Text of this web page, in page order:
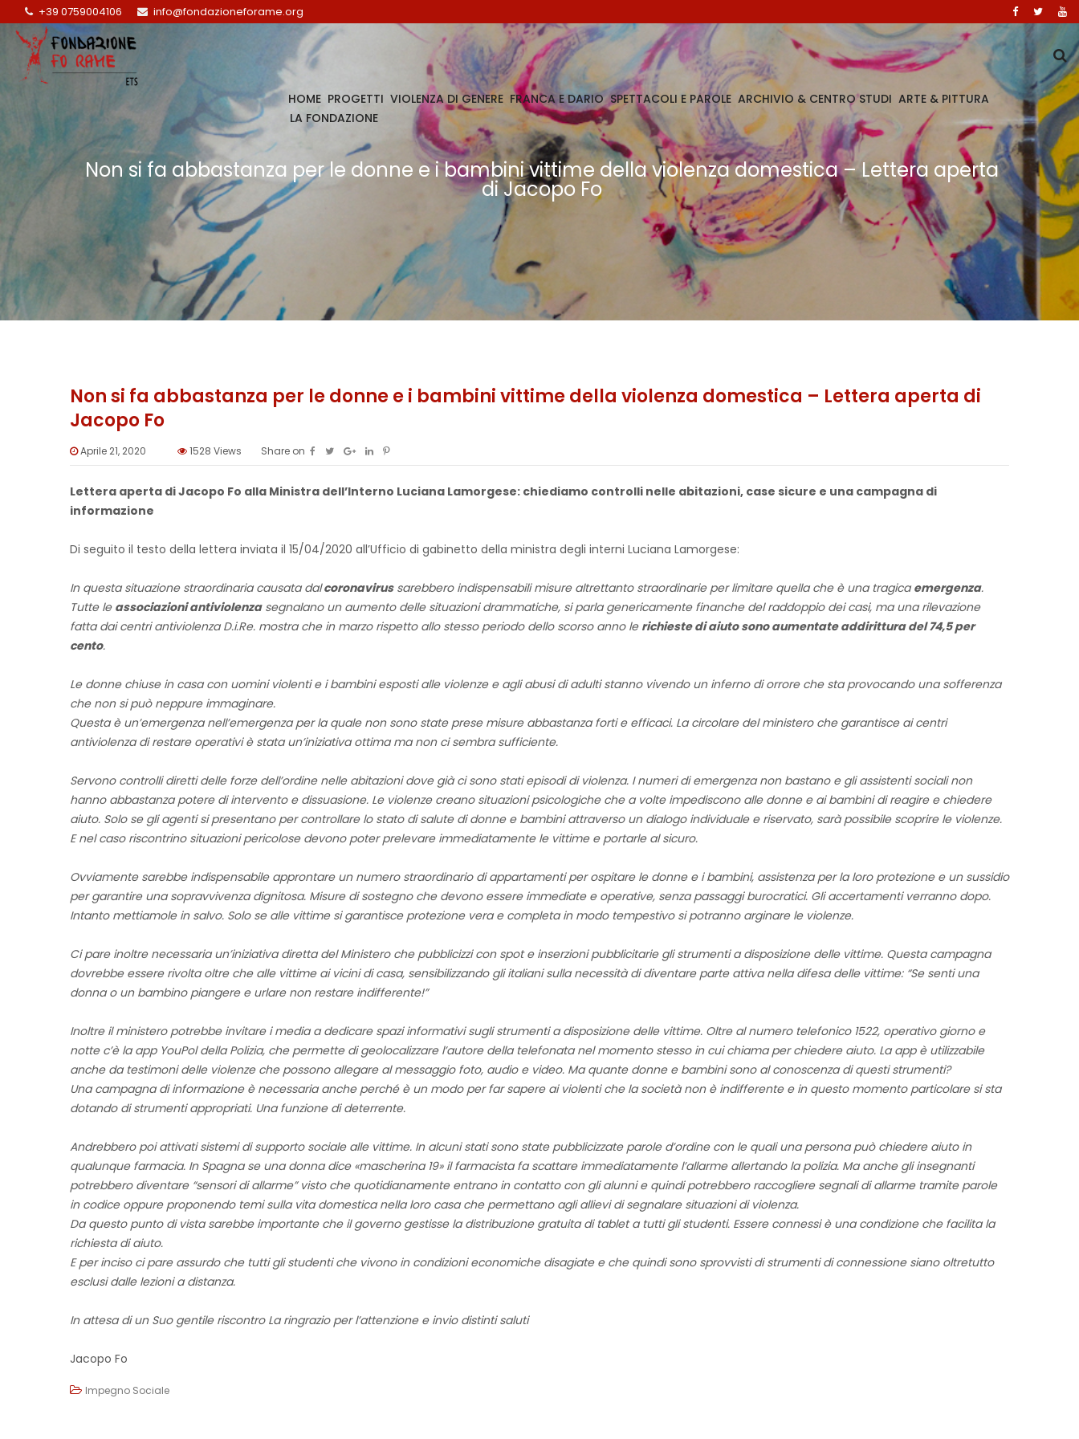
+39 0759004106 info@fondazioneforame.org
HOME PROGETTI VIOLENZA DI GENERE FRANCA E DARIO SPETTACOLI E PAROLE ARCHIVIO & CENTRO STUDI ARTE & PITTURA
LA FONDAZIONE
Non si fa abbastanza per le donne e i bambini vittime della violenza domestica – Lettera aperta
di Jacopo Fo
Non si fa abbastanza per le donne e i bambini vittime della violenza domestica – Lettera aperta di
Jacopo Fo
Aprile 21, 2020 1528 Views Share on
Lettera aperta di Jacopo Fo alla Ministra dell’Interno Luciana Lamorgese: chiediamo controlli nelle abitazioni, case sicure e una campagna di
informazione
Di seguito il testo della lettera inviata il 15/04/2020 all’Ufficio di gabinetto della ministra degli interni Luciana Lamorgese:
In questa situazione straordinaria causata dalcoronavirussarebbero indispensabili misure altrettanto straordinarie per limitare quella che è una tragicaemergenza.
Tutte le associazioni antiviolenzasegnalano un aumento delle situazioni drammatiche, si parla genericamente finanche del raddoppio dei casi, ma una rilevazione
fatta dai centri antiviolenza D.i.Re. mostra che in marzo rispetto allo stesso periodo dello scorso anno le richieste di aiuto sono aumentate addirittura del 74,5 per
cento.
Le donne chiuse in casa con uomini violenti e i bambini esposti alle violenze e agli abusi di adulti stanno vivendo un inferno di orrore che sta provocando una sofferenza
che non si può neppure immaginare.
Questa è un’emergenza nell’emergenza per la quale non sono state prese misure abbastanza forti e efficaci. La circolare del ministero che garantisce ai centri
antiviolenza di restare operativi è stata un’iniziativa ottima ma non ci sembra sufficiente.
Servono controlli diretti delle forze dell’ordine nelle abitazioni dove già ci sono stati episodi di violenza. I numeri di emergenza non bastano e gli assistenti sociali non
hanno abbastanza potere di intervento e dissuasione. Le violenze creano situazioni psicologiche che a volte impediscono alle donne e ai bambini di reagire e chiedere
aiuto. Solo se gli agenti si presentano per controllare lo stato di salute di donne e bambini attraverso un dialogo individuale e riservato, sarà possibile scoprire le violenze.
E nel caso riscontrino situazioni pericolose devono poter prelevare immediatamente le vittime e portarle al sicuro.
Ovviamente sarebbe indispensabile approntare un numero straordinario di appartamenti per ospitare le donne e i bambini, assistenza per la loro protezione e un sussidio
per garantire una sopravvivenza dignitosa. Misure di sostegno che devono essere immediate e operative, senza passaggi burocratici. Gli accertamenti verranno dopo.
Intanto mettiamole in salvo. Solo se alle vittime si garantisce protezione vera e completa in modo tempestivo si potranno arginare le violenze.
Ci pare inoltre necessaria un’iniziativa diretta del Ministero che pubblicizzi con spot e inserzioni pubblicitarie gli strumenti a disposizione delle vittime. Questa campagna
dovrebbe essere rivolta oltre che alle vittime ai vicini di casa, sensibilizzando gli italiani sulla necessità di diventare parte attiva nella difesa delle vittime: “Se senti una
donna o un bambino piangere e urlare non restare indifferente!”
Inoltre il ministero potrebbe invitare i media a dedicare spazi informativi sugli strumenti a disposizione delle vittime. Oltre al numero telefonico 1522, operativo giorno e
notte c’è la app YouPol della Polizia, che permette di geolocalizzare l’autore della telefonata nel momento stesso in cui chiama per chiedere aiuto. La app è utilizzabile
anche da testimoni delle violenze che possono allegare al messaggio foto, audio e video. Ma quante donne e bambini sono al conoscenza di questi strumenti?
Una campagna di informazione è necessaria anche perché è un modo per far sapere ai violenti che la società non è indifferente e in questo momento particolare si sta
dotando di strumenti appropriati. Una funzione di deterrente.
Andrebbero poi attivati sistemi di supporto sociale alle vittime. In alcuni stati sono state pubblicizzate parole d’ordine con le quali una persona può chiedere aiuto in
qualunque farmacia. In Spagna se una donna dice «mascherina 19» il farmacista fa scattare immediatamente l’allarme allertando la polizia. Ma anche gli insegnanti
potrebbero diventare “sensori di allarme” visto che quotidianamente entrano in contatto con gli alunni e quindi potrebbero raccogliere segnali di allarme tramite parole
in codice oppure proponendo temi sulla vita domestica nella loro casa che permettano agli allievi di segnalare situazioni di violenza.
Da questo punto di vista sarebbe importante che il governo gestisse la distribuzione gratuita di tablet a tutti gli studenti. Essere connessi è una condizione che facilita la
richiesta di aiuto.
E per inciso ci pare assurdo che tutti gli studenti che vivono in condizioni economiche disagiate e che quindi sono sprovvisti di strumenti di connessione siano oltretutto
esclusi dalle lezioni a distanza.
In attesa di un Suo gentile riscontro La ringrazio per l’attenzione e invio distinti saluti
Jacopo Fo
Impegno Sociale